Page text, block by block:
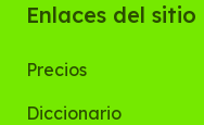
Enlaces del sitio
Precios
Diccionario